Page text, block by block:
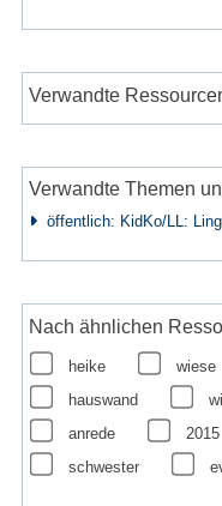
Verwandte
Verwandte Themen
öffentlich: KidKo/LL:
Nach ähnlichen
heike wiese
hauswand
anrede
2015
schwester